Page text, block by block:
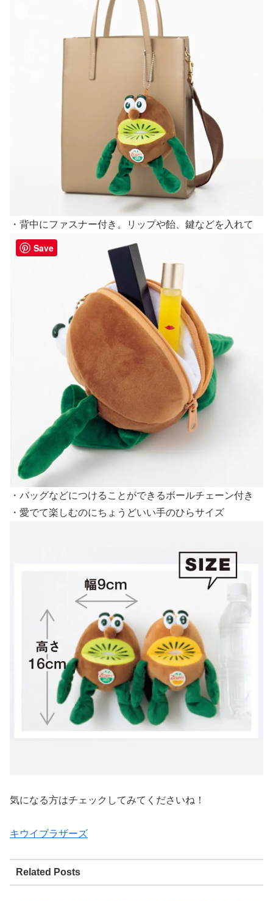
・背中にファスナー付き。リップや飴、鍵などを入れて
・バッグなどにつけることができるボールチェーン付き
・愛でて楽しむのにちょうどいい手のひらサイズ
気になる方はチェックしてみてくださいね！
キウイブラザーズ
Related Posts
Save